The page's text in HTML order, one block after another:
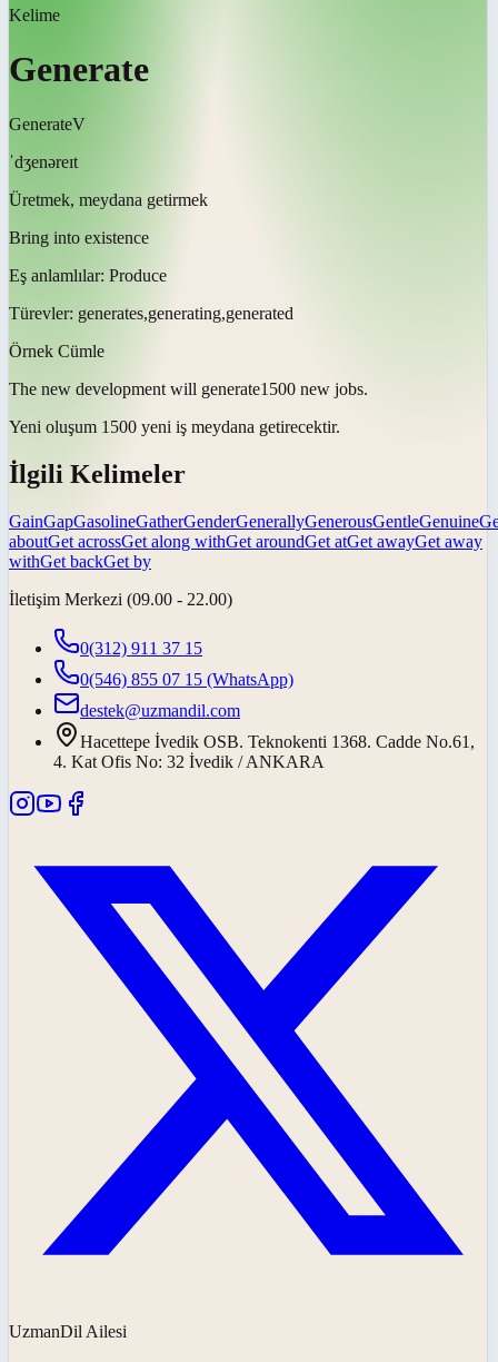
Kelime
Generate
GenerateV
ˈdʒenəreɪt
Üretmek, meydana getirmek
Bring into existence
Eş anlamlılar: Produce
Türevler: generates,generating,generated
Örnek Cümle
The new development will generate1500 new jobs.
Yeni oluşum 1500 yeni iş meydana getirecektir.
İlgili Kelimeler
GainGapGasolineGatherGenderGenerallyGenerousGentleGenuine
aboutGet acrossGet along withGet aroundGet atGet awayGet away
withGet backGet by
İletişim Merkezi (09.00 - 22.00)
0(312) 911 37 15
0(546) 855 07 15 (WhatsApp)
destek@uzmandil.com
Hacettepe İvedik OSB. Teknokenti 1368. Cadde No.61,
4. Kat Ofis No: 32 İvedik / ANKARA
UzmanDil Ailesi